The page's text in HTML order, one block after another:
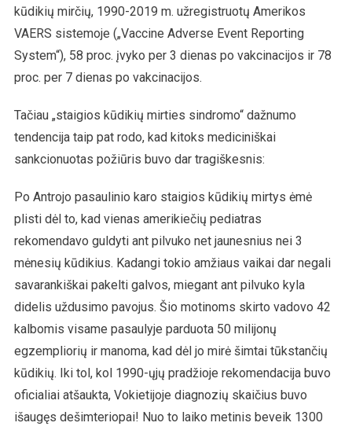
kūdikių mirčių, 1990-2019 m. užregistruotų Amerikos
VAERS sistemoje („Vaccine Adverse Event Reporting
System“), 58 proc. įvyko per 3 dienas po vakcinacijos ir 78
proc. per 7 dienas po vakcinacijos.
Tačiau „staigios kūdikių mirties sindromo“ dažnumo
tendencija taip pat rodo, kad kitoks mediciniškai
sankcionuotas požiūris buvo dar tragiškesnis:
Po Antrojo pasaulinio karo staigios kūdikių mirtys ėmė
plisti dėl to, kad vienas amerikiečių pediatras
rekomendavo guldyti ant pilvuko net jaunesnius nei 3
mėnesių kūdikius. Kadangi tokio amžiaus vaikai dar negali
savarankiškai pakelti galvos, miegant ant pilvuko kyla
didelis uždusimo pavojus. Šio motinoms skirto vadovo 42
kalbomis visame pasaulyje parduota 50 milijonų
egzempliorių ir manoma, kad dėl jo mirė šimtai tūkstančių
kūdikių. Iki tol, kol 1990-ųjų pradžioje rekomendacija buvo
oficialiai atšaukta, Vokietijoje diagnozių skaičius buvo
išaugęs dešimteriopai! Nuo to laiko metinis beveik 1300